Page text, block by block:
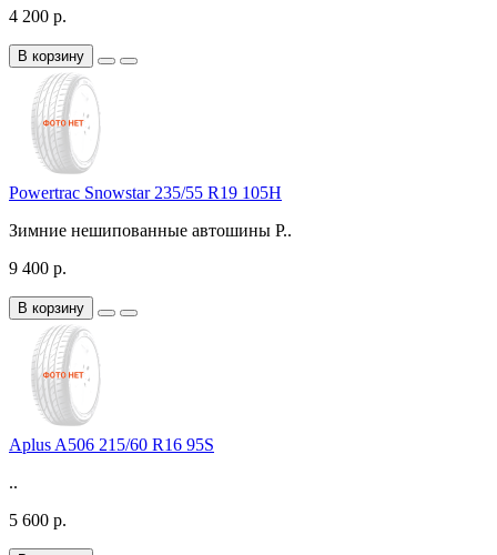
4 200 р.
В корзину
Powertrac Snowstar 235/55 R19 105H
Зимние нешипованные автошины P..
9 400 р.
В корзину
Aplus A506 215/60 R16 95S
..
5 600 р.